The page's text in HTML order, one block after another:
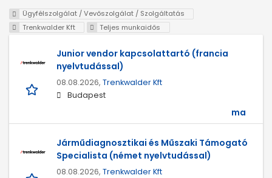
Ügyfélszolgálat / Vevőszolgálat / Szolgáltatás
Trenkwalder Kft
Teljes munkaidős
Junior vendor kapcsolattartó (francia
nyelvtudással)
08.08.2026, Trenkwalder Kft
Budapest
ma
Járműdiagnosztikai és Műszaki Támogató
Specialista (német nyelvtudással)
08.08.2026, Trenkwalder Kft